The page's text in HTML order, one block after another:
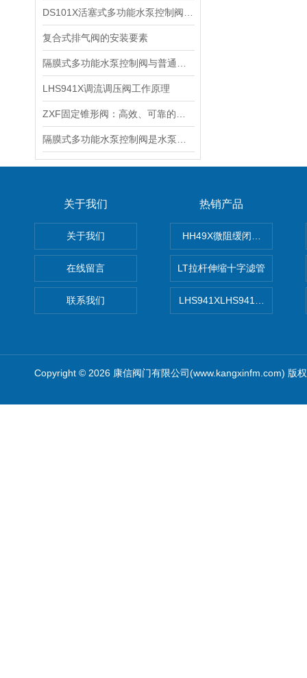
复合式排气阀的安装要素
LHS941X调流调压阀工作原理
关于我们
关于我们
在线留言
联系我们
热销产品
HH49X微阻缓闭蝶式止回阀
LT拉杆伸缩十字滤管
LHS941XLHS941X调压调流
Copyright © 2026 康信阀门有限公司(www.kangxinfm.com) 版